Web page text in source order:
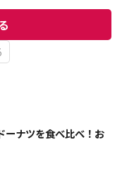
ーナツを食べ比べ！お